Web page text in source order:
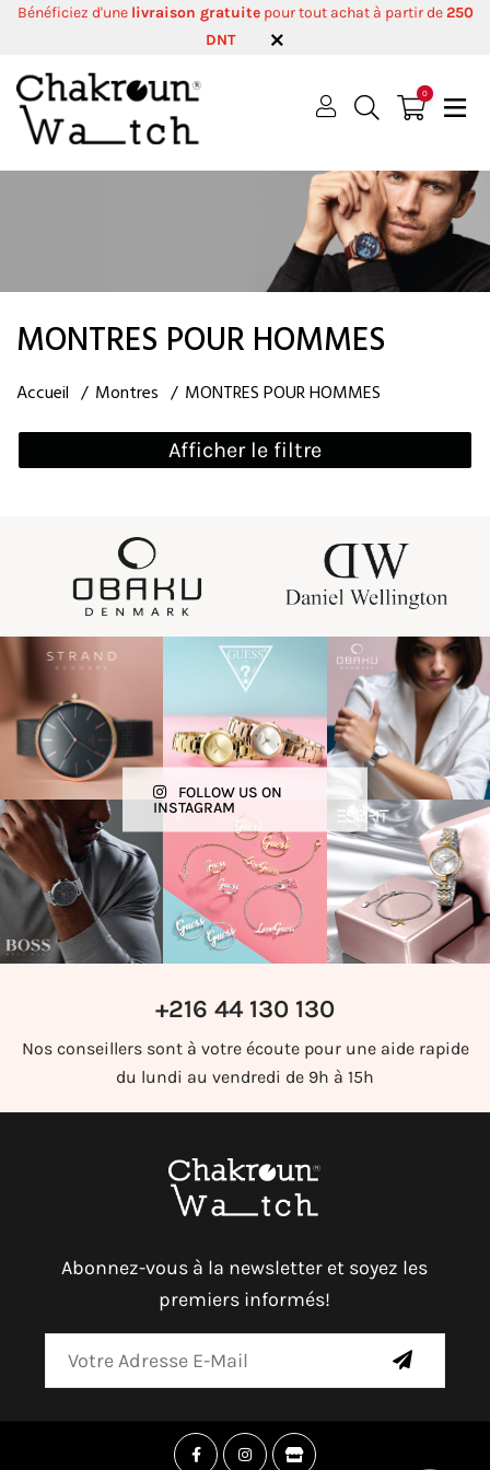
Bénéficiez d'une livraison gratuitepour tout achat à partir de250
DNT
0
MONTRES POUR HOMMES
Accueil Montres MONTRES POUR HOMMES
Afficher le filtre
FOLLOW US ON
INSTAGRAM
+216 44 130 130
Nos conseillers sont à votre écoute pour une aide rapide
du lundi au vendredi de 9h à 15h
Abonnez-vous à la newsletter et soyez les
premiers informés!